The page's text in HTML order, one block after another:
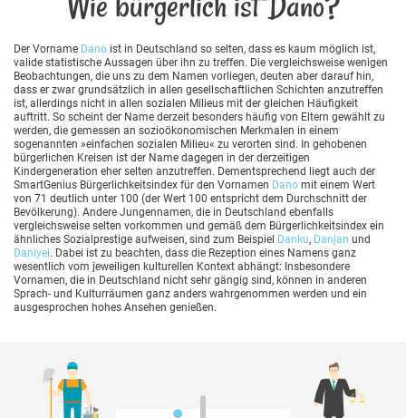
Der Vorname Dano ist in Deutschland so selten, dass es kaum möglich ist,
valide statistische Aussagen über ihn zu treffen. Die vergleichsweise wenigen
Beobachtungen, die uns zu dem Namen vorliegen, deuten aber darauf hin,
dass er zwar grundsätzlich in allen gesellschaftlichen Schichten anzutreffen
ist, allerdings nicht in allen sozialen Milieus mit der gleichen Häufigkeit
auftritt. So scheint der Name derzeit besonders häufig von Eltern gewählt zu
werden, die gemessen an sozioökonomischen Merkmalen in einem
sogenannten »einfachen sozialen Milieu« zu verorten sind. In gehobenen
bürgerlichen Kreisen ist der Name dagegen in der derzeitigen
Kindergeneration eher selten anzutreffen. Dementsprechend liegt auch der
SmartGenius Bürgerlichkeitsindex für den Vornamen Dano mit einem Wert
von 71 deutlich unter 100 (der Wert 100 entspricht dem Durchschnitt der
Bevölkerung). Andere Jungennamen, die in Deutschland ebenfalls
vergleichsweise selten vorkommen und gemäß dem Bürgerlichkeitsindex ein
ähnliches Sozialprestige aufweisen, sind zum Beispiel Danku, Danjan und
Daniyel . Dabei ist zu beachten, dass die Rezeption eines Namens ganz
wesentlich vom jeweiligen kulturellen Kontext abhängt: Insbesondere
Vornamen, die in Deutschland nicht sehr gängig sind, können in anderen
Sprach- und Kulturräumen ganz anders wahrgenommen werden und ein
ausgesprochen hohes Ansehen genießen.